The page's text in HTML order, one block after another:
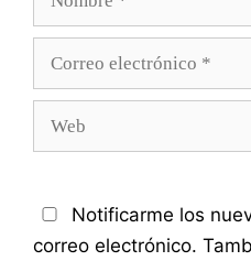
Notificarme los
correo electrónico.